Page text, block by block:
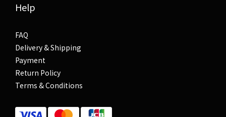
Help
FAQ
Delivery & Shipping
Payment
Return Policy
Terms & Conditions